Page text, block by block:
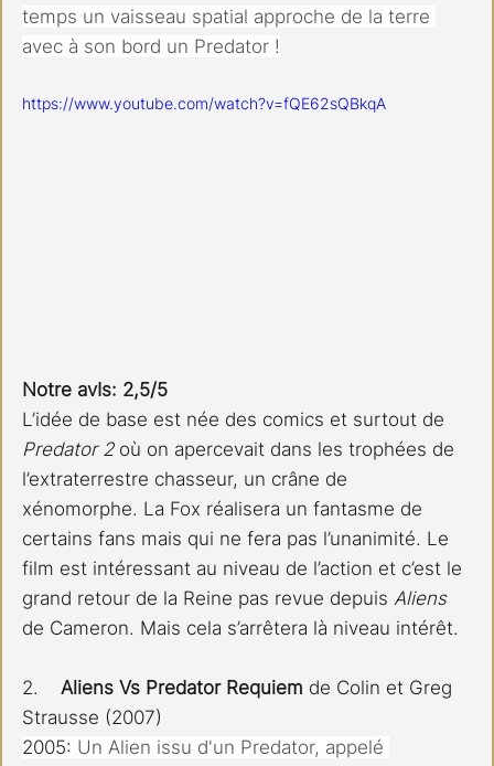
temps un vaisseau spatial approche de la terre
avec à son bord un Predator !
https://www.youtube.com/watch?v=fQE62sQBkqA
Notre avIs: 2,5/5
L’idée de base est née des comics et surtout de
Predator 2 où on apercevait dans les trophées de
l’extraterrestre chasseur, un crâne de
xénomorphe. La Fox réalisera un fantasme de
certains fans mais qui ne fera pas l’unanimité. Le
film est intéressant au niveau de l’action et c’est le
grand retour de la Reine pas revue depuis Aliens
de Cameron. Mais cela s’arrêtera là niveau intérêt.
2. Aliens Vs Predator Requiem de Colin et Greg
Strausse (2007)
2005: Un Alien issu d'un Predator, appelé